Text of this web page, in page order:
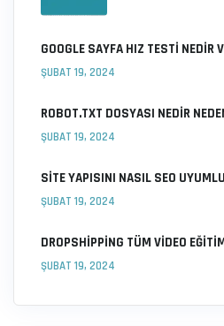
GOOGLE SAYFA HIZ TESTI NEDIR
ŞUBAT 19, 2024
ROBOT.TXT DOSYASI NEDIR
ŞUBAT 19, 2024
SITE YAPISINI NASIL SEO
ŞUBAT 19, 2024
DROPSHIPPING TÜM VIDEO
ŞUBAT 19, 2024